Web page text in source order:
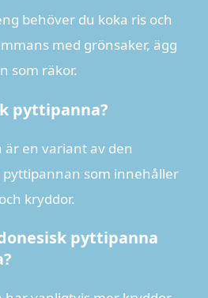
behöver du koka ris och
med grönsaker, ägg
som räkor.
pyttipanna?
en variant av den
som innehåller
kryddor.
pyttipanna